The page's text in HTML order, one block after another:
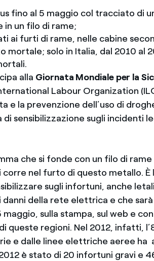
fino al 5 maggio col tracciato di
un filo di rame;
ai furti di rame, nelle cabine
solo in Italia, dal 2010 al
alla Giornata Mondiale per la
Labour Organization
e la prevenzione dell’uso di
di sensibilizzazione sugli incidenti
che si fonde con un filo di
nel furto di questo metallo. È
sugli infortuni, anche
della rete elettrica e che
maggio, sulla stampa, sul web e
queste regioni. Nel 2012, infatti,
e dalle linee elettriche aeree ha
è stato di 20 infortuni gravi e